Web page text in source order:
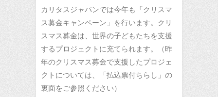
カリタスジャパンでは今年も「クリスマ
ス募金キャンペーン」を行います。クリ
スマス募金は、世界の子どもたちを支援
するプロジェクトに充てられます。（昨
年のクリスマス募金で支援したプロジェ
クトについては、「払込票付ちらし」の
裏面をご参照ください）